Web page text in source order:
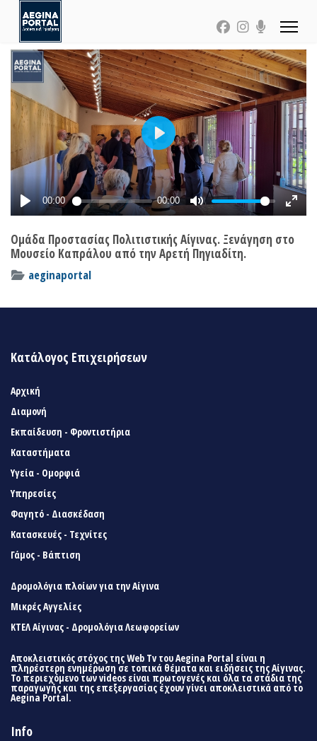
Ομάδα Προστασίας Πολιτιστικής Αίγινας. Ξενάγηση στο
Μουσείο Καπράλου από την Αρετή Πηγιαδίτη.
aeginaportal
Κατάλογος Επιχειρήσεων
Αρχική
Διαμονή
Εκπαίδευση - Φροντιστήρια
Καταστήματα
Υγεία - Ομορφιά
Υπηρεσίες
Φαγητό - Διασκέδαση
Κατασκευές - Τεχνίτες
Γάμος - Βάπτιση
Δρομολόγια πλοίων για την Αίγινα
Μικρές Αγγελίες
ΚΤΕΛ Αίγινας - Δρομολόγια Λεωφορείων
Αποκλειστικός στόχος της Web Tv του Aegina Portal είναι η
πληρέστερη ενημέρωση σε τοπικά θέματα και ειδήσεις της Αίγινας.
Το περιεχόμενο των videos είναι πρωτογενές και όλα τα στάδια της
παραγωγής και της επεξεργασίας έχουν γίνει αποκλειστικά από το
Aegina Portal.
Info